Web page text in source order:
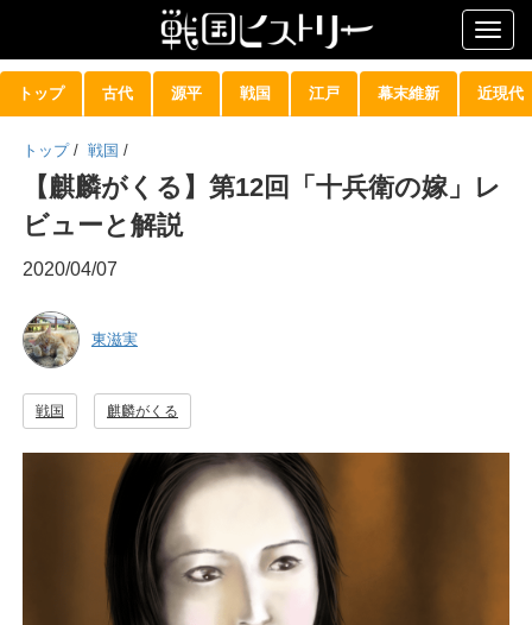
トップ 古代 源平 戦国 江戸 幕末維新 近現代
トップ / 戦国 /
【麒麟がくる】第12回「十兵衛の嫁」レ
ビューと解説
2020/04/07
東滋実
戦国 麒麟がくる